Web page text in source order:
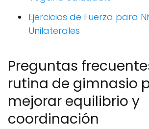
Ejercicios de Fuerza para
Unilaterales
Preguntas
rutina de gimnasio
mejorar equilibrio y
coordinación